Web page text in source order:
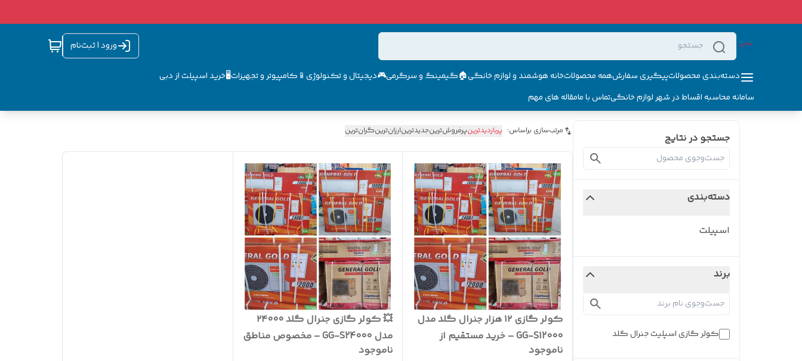
ورود | ثبت‌نام
دسته‌بندی محصولاتپیگیری سفارشهمه محصولاتخانه هوشمند و لوازم خانگی🏠گیمینگ و سرگرمی🎮دیجیتال و تکنولوژی📱 کامپیوتر و تجهیزات🖥️خرید اسپیلت از دبی
سامانه محاسبه اقساط در شهر لوازم خانگیتماس با مامقاله های مهم
جستجو در نتایج
دسته‌بندی
اسپیلت
برند
کولر گازی اسپلیت جنرال گلد
مرتب‌سازی براساس: پربازدیدترینپرفروش‌ترینجدیدترینارزان‌ترینگران‌ترین
کولر گازی ۱۲ هزار جنرال گلد مدل
GG-S12000 – خرید مستقیم از
واردکننده
ناموجود
💥 کولر گازی جنرال گلد ۲۴۰۰۰
مدل GG-S24000 – مخصوص مناطق
گرم
ناموجود